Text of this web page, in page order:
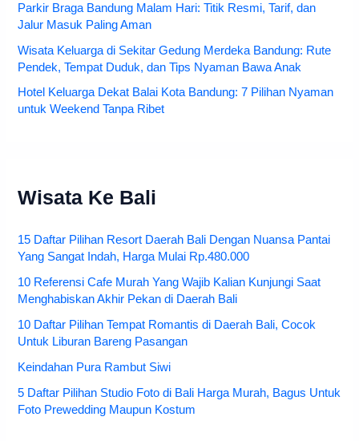
Parkir Braga Bandung Malam Hari: Titik Resmi, Tarif, dan
Jalur Masuk Paling Aman
Wisata Keluarga di Sekitar Gedung Merdeka Bandung: Rute
Pendek, Tempat Duduk, dan Tips Nyaman Bawa Anak
Hotel Keluarga Dekat Balai Kota Bandung: 7 Pilihan Nyaman
untuk Weekend Tanpa Ribet
Wisata Ke Bali
15 Daftar Pilihan Resort Daerah Bali Dengan Nuansa Pantai
Yang Sangat Indah, Harga Mulai Rp.480.000
10 Referensi Cafe Murah Yang Wajib Kalian Kunjungi Saat
Menghabiskan Akhir Pekan di Daerah Bali
10 Daftar Pilihan Tempat Romantis di Daerah Bali, Cocok
Untuk Liburan Bareng Pasangan
Keindahan Pura Rambut Siwi
5 Daftar Pilihan Studio Foto di Bali Harga Murah, Bagus Untuk
Foto Prewedding Maupun Kostum